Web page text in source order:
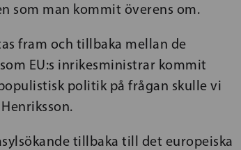
som man kommit överens om.
fram och tillbaka mellan de
EU:s inrikesministrar kommit
politik på frågan skulle vi
tillbaka till det europeiska